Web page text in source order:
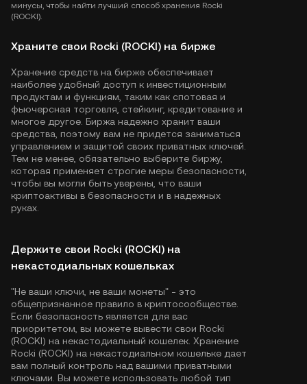
минусы, чтобы найти лучший способ хранения Rocki
(ROCKI).
Храните свои Rocki (ROCKI) на бирже
Хранение средств на бирже обеспечивает
наиболее удобный доступ к инвестиционным
продуктам и функциям, таким как спотовая и
фьючерсная торговля, стейкинг, кредитование и
многое другое. Биржа надежно хранит ваши
средства, поэтому вам не придется заниматься
управлением и защитой своих приватных ключей.
Тем не менее, обязательно выберите биржу,
которая применяет строгие меры безопасности,
чтобы вы могли быть уверены, что ваши
криптоактивы в безопасности и в надежных
руках.
Держите свои Rocki (ROCKI) на
некастодиальных кошельках
"Не ваши ключи, не ваши монеты" - это
общепризнанное правило в криптосообществе.
Если безопасность является для вас
приоритетом, вы можете вывести свои Rocki
(ROCKI) на некастодиальный кошелек. Хранение
Rocki (ROCKI) на некастодиальном кошельке дает
вам полный контроль над вашими приватными
ключами. Вы можете использовать любой тип